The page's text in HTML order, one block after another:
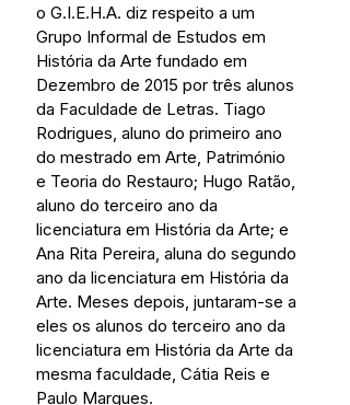
o G.I.E.H.A. diz respeito a um
Grupo Informal de Estudos em
História da Arte fundado em
Dezembro de 2015 por três alunos
da Faculdade de Letras. Tiago
Rodrigues, aluno do primeiro ano
do mestrado em Arte, Património
e Teoria do Restauro; Hugo Ratão,
aluno do terceiro ano da
licenciatura em História da Arte; e
Ana Rita Pereira, aluna do segundo
ano da licenciatura em História da
Arte. Meses depois, juntaram-se a
eles os alunos do terceiro ano da
licenciatura em História da Arte da
mesma faculdade, Cátia Reis e
Paulo Marques.